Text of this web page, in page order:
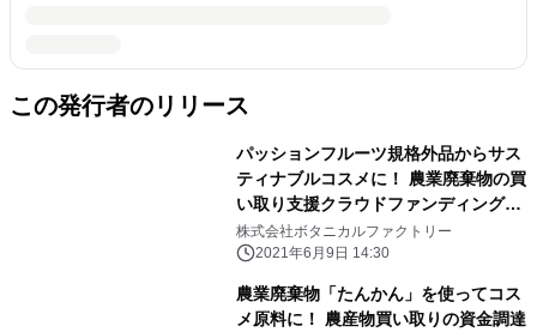
この発行者のリリース
パッションフルーツ規格外品からサス
ティナブルコスメに！ 農業廃棄物の買
い取り支援クラウドファンディング募
集中！
株式会社ボタニカルファクトリー
2021年6月9日 14:30
農業廃棄物「たんかん」を使ってコス
メ原料に！ 農産物買い取りの資金調達